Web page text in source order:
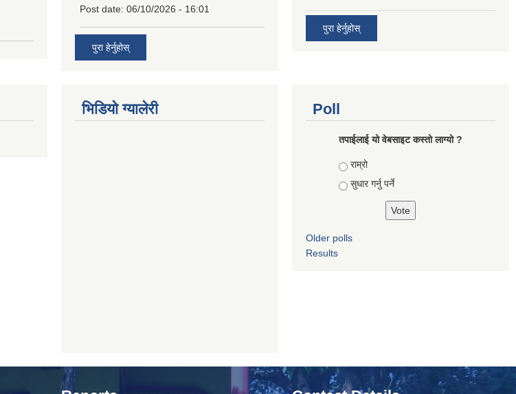
Post date: 06/10/2026 - 16:01
पुरा हेर्नुहोस्
पुरा हेर्नुहोस्
भिडियाे ग्यालेरी Poll
तपाई‌लाई यो वेबसाइट कस्तो लाग्यो ?
Choices
राम्रो
सुधार गर्नु पर्ने
Older polls
Results